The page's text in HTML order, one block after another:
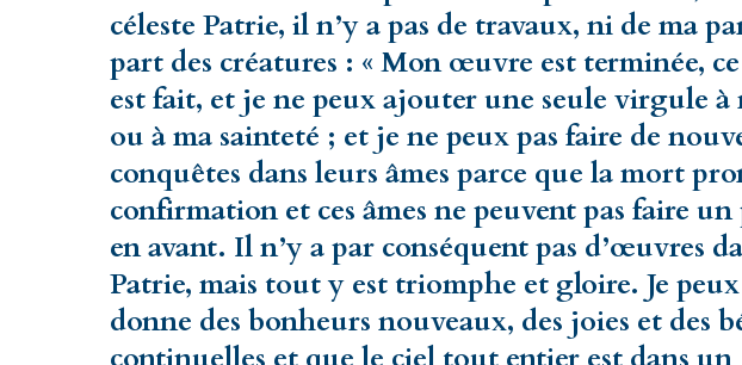
céleste Patrie, il n’y a pas de travaux, ni de ma
part des créatures : « Mon œuvre est terminée,
est fait, et je ne peux ajouter une seule virgule
ou à ma sainteté ; et je ne peux pas faire de
conquêtes dans leurs âmes parce que la mort
confirmation et ces âmes ne peuvent pas faire un
en avant. Il n’y a par conséquent pas d’œuvres
Patrie, mais tout y est triomphe et gloire. Je
donne des bonheurs nouveaux, des joies et des